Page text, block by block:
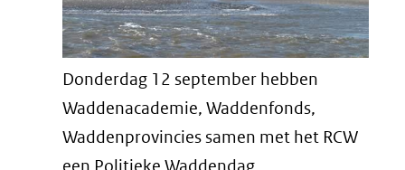
Donderdag 12 september hebben
Waddenacademie, Waddenfonds,
Waddenprovincies samen met het RCW